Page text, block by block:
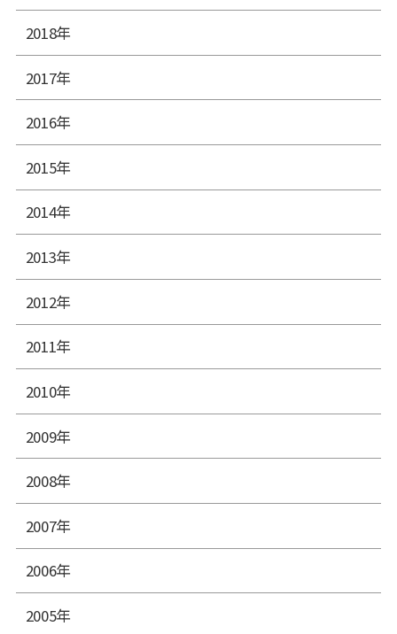
2018年
2017年
2016年
2015年
2014年
2013年
2012年
2011年
2010年
2009年
2008年
2007年
2006年
2005年